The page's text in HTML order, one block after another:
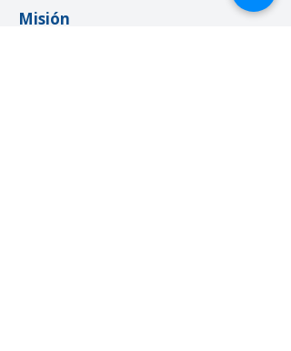
Misión